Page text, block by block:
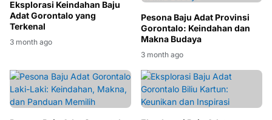
Eksplorasi Keindahan Baju
Adat Gorontalo yang
Terkenal
3 month ago
Pesona Baju Adat Provinsi
Gorontalo: Keindahan dan
Makna Budaya
3 month ago